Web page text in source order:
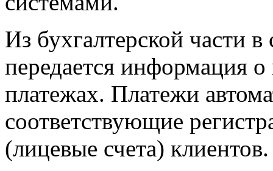
Из бухгалтерской части
передается информация
платежах. Платежи
соответствующие
(лицевые счета) клиентов.